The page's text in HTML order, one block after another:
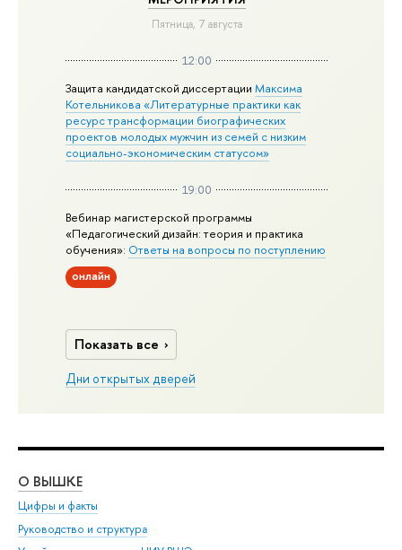
Пятница, 7 августа
12:00
Защита кандидатской диссертацииМаксима
Котельникова «Литературные практики как
ресурс трансформации биографических
проектов молодых мужчин из семей с низким
социально-экономическим статусом»
19:00
Вебинар магистерской программы
«Педагогический дизайн: теория и практика
обучения»: Ответы на вопросы по поступлению
онлайн
Показать все
Дни открытых дверей
О ВЫШКЕ
Цифры и факты
Руководство и структура